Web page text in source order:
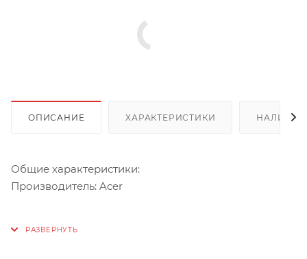
ОПИСАНИЕ ХАРАКТЕРИСТИКИ НАЛИЧИЕ
Общие характеристики:
Производитель: Acer